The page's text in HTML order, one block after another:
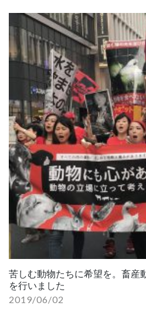
苦しむ動物たちに希望を。畜産
を行いました
2019/06/02